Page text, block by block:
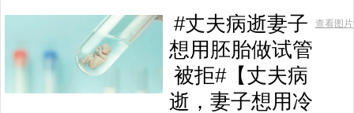
#丈夫病逝妻子
想用胚胎做试管
被拒#【丈夫病
逝，妻子想用冷
查看图片